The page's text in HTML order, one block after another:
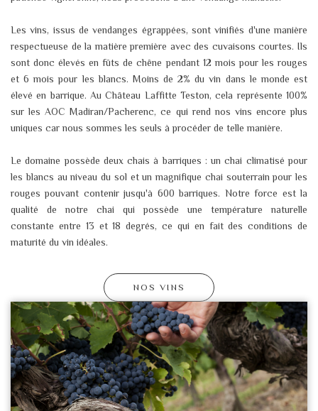
Les vins, issus de vendanges égrappées, sont vinifiés d'une manière
respectueuse de la matière première avec des cuvaisons courtes. Ils
sont donc élevés en fûts de chêne pendant 12 mois pour les rouges
et 6 mois pour les blancs. Moins de 2% du vin dans le monde est
élevé en barrique. Au Château Laffitte Teston, cela représente 100%
sur les AOC Madiran/Pacherenc, ce qui rend nos vins encore plus
uniques car nous sommes les seuls à procéder de telle manière.​
Le domaine possède deux chais à barriques : un chai climatisé pour
les blancs au niveau du sol et un magnifique chai souterrain pour les
rouges pouvant contenir jusqu'à 600 barriques. Notre force est la
qualité de notre chai qui possède une température naturelle
constante entre 13 et 18 degrés, ce qui en fait des conditions de
maturité du vin idéales. ​
NOS VINS